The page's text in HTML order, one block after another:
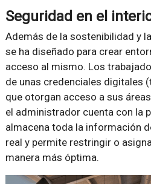
Seguridad en el
Además de la sostenibilidad y
se ha diseñado para crear
acceso al mismo. Los
de unas credenciales digitales
que otorgan acceso a sus
el administrador cuenta con la
almacena toda la información
real y permite restringir o
manera más óptima.